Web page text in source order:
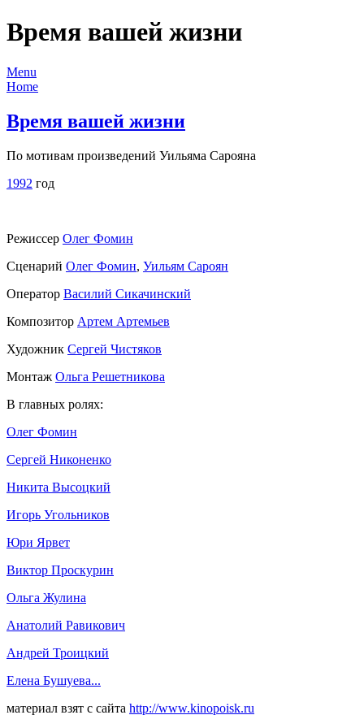
Время вашей жизни
Menu
Home
Время вашей жизни
По мотивам произведений Уильяма Сарояна
1992 год
Режиссер Олег Фомин
Сценарий Олег Фомин, Уильям Сароян
Оператор Василий Сикачинский
Композитор Артем Артемьев
Художник Сергей Чистяков
Монтаж Ольга Решетникова
В главных ролях:
Олег Фомин
Сергей Никоненко
Никита Высоцкий
Игорь Угольников
Юри Ярвет
Виктор Проскурин
Ольга Жулина
Анатолий Равикович
Андрей Троицкий
Елена Бушуева...
материал взят с сайта http://www.kinopoisk.ru